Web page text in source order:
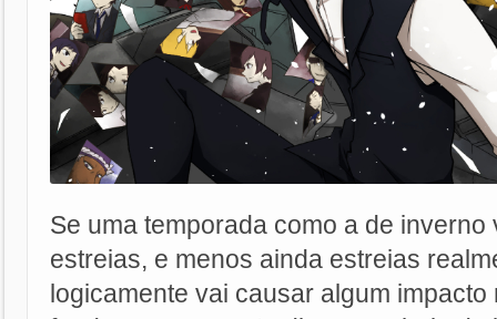
Se uma temporada como a de inverno
estreias, e menos ainda estreias
logicamente vai causar algum